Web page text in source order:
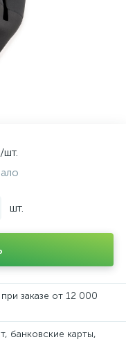
/шт.
шт.
заказе от 12 000
банковские карты,